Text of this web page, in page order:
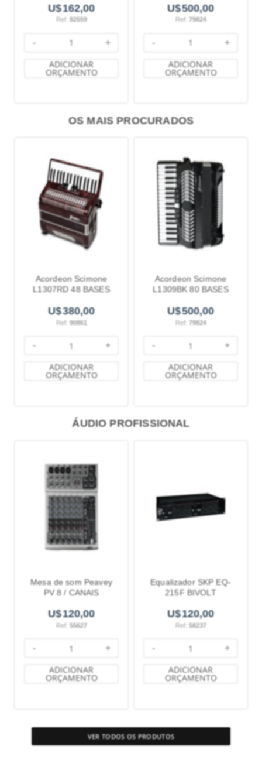
Polegadas
162,00
Ref: 82559
+
-
ADICIONAR
ORÇAMENTO
500,00
Ref: 79824
+
-
ADICIONAR
ORÇAMENTO
OS MAIS PROCURADOS
Acordeon Scimone
L1307RD 48 BASES
380,00
Ref: 90861
+
-
ADICIONAR
ORÇAMENTO
Acordeon Scimone
L1309BK 80 BASES
500,00
Ref: 79824
+
-
ADICIONAR
ORÇAMENTO
ÁUDIO PROFISSIONAL
Mesa de som Peavey
PV 8 / CANAIS
120,00
Ref: 55627
+
-
ADICIONAR
ORÇAMENTO
Equalizador SKP EQ-
215F BIVOLT
120,00
Ref: 58237
+
-
ADICIONAR
ORÇAMENTO
VER TODOS OS PRODUTOS